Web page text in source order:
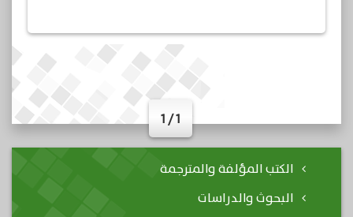
1 / 1
الكتب المؤلفة والمترجمة
البحوث والدراسات